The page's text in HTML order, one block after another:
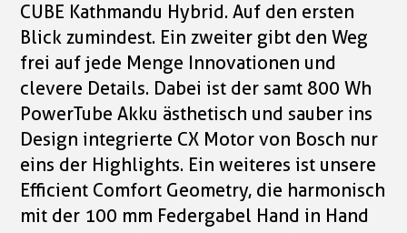
CUBE Kathmandu Hybrid. Auf den ersten
Blick zumindest. Ein zweiter gibt den Weg
frei auf jede Menge Innovationen und
clevere Details. Dabei ist der samt 800 Wh
PowerTube Akku ästhetisch und sauber ins
Design integrierte CX Motor von Bosch nur
eins der Highlights. Ein weiteres ist unsere
Efficient Comfort Geometry, die harmonisch
mit der 100 mm Federgabel Hand in Hand